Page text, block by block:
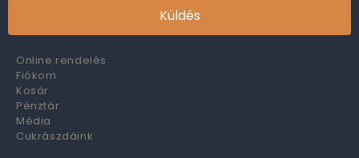
Küldés
Online rendelés
Fiókom
Kosár
Pénztár
Média
Cukrászdáink